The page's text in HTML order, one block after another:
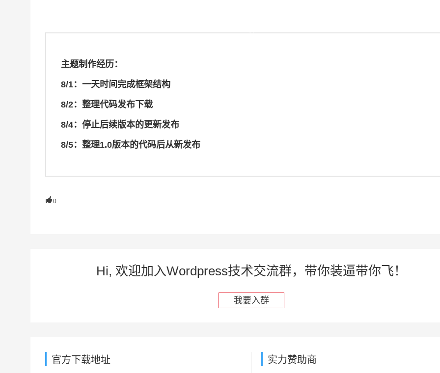
主题制作经历：
8/1：一天时间完成框架结构
8/2：整理代码发布下载
8/4：停止后续版本的更新发布
8/5：整理1.0版本的代码后从新发布
0
Hi, 欢迎加入Wordpress技术交流群，带你装逼带你飞！
我要入群
官方下载地址 实力赞助商